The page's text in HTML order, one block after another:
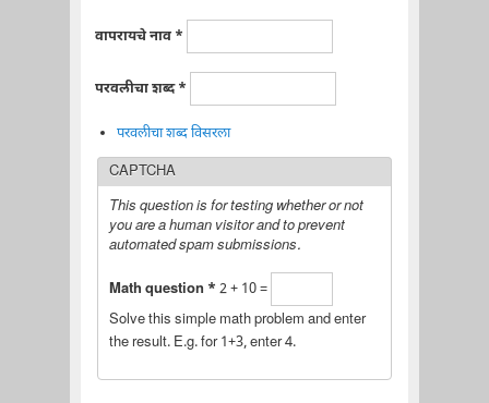
वापरायचे नाव *
परवलीचा शब्द*
परवलीचा शब्द विसरला
CAPTCHA
This question is for testing whether or not
you are a human visitor and to prevent
automated spam submissions.
Math question * 2 + 10 =
Solve this simple math problem and enter
the result. E.g. for 1+3, enter 4.